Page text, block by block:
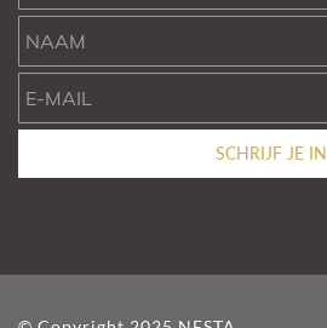
SCHRIJF JE IN